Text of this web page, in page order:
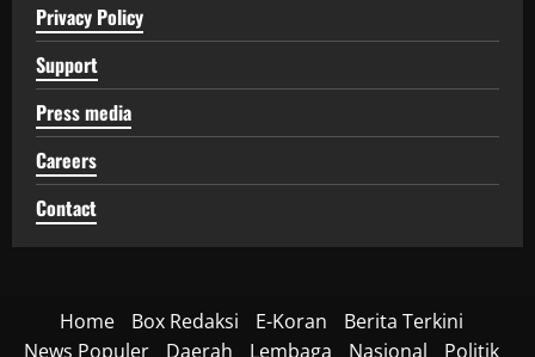
Privacy Policy
Support
Press media
Careers
Contact
Home Box Redaksi E-Koran
Berita Terkini
News Populer
Daerah Lembaga Nasional
Politik